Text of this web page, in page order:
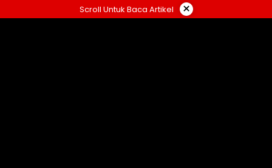
ke
Scroll Untuk Baca Artikel ×